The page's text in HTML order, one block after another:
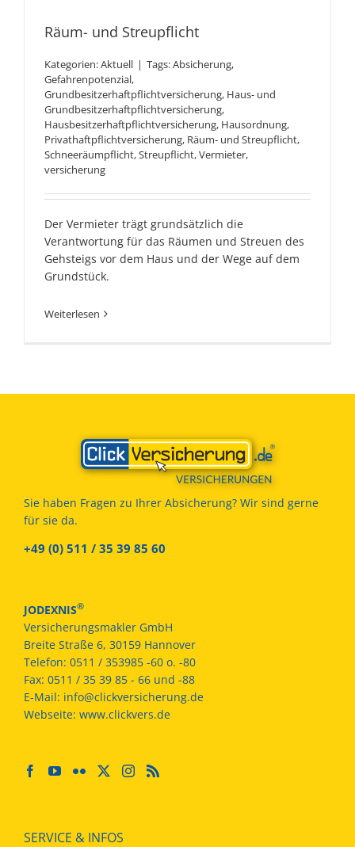
Räum- und Streupflicht
Kategorien:Aktuell | Tags:Absicherung,
Gefahrenpotenzial,
Grundbesitzerhaftpflichtversicherung, Haus- und
Grundbesitzerhaftpflichtversicherung,
Hausbesitzerhaftpflichtversicherung, Hausordnung,
Privathaftpflichtversicherung, Räum- und Streupflicht,
Schneeräumpflicht,Streupflicht,Vermieter,
versicherung
Der Vermieter trägt grundsätzlich die
Verantwortung für das Räumen und Streuen des
Gehsteigs vor dem Haus und der Wege auf dem
Grundstück.
Weiterlesen
Sie haben Fragen zu Ihrer Absicherung? Wir sind gerne
für sie da.
+49 (0) 511 / 35 39 85 60
JODEXNIS®
Versicherungsmakler GmbH
Breite Straße 6, 30159 Hannover
Telefon: 0511 / 353985 -60 o. -80
Fax: 0511 / 35 39 85 - 66 und -88
E-Mail: info@clickversicherung.de
Webseite: www.clickvers.de
SERVICE & INFOS